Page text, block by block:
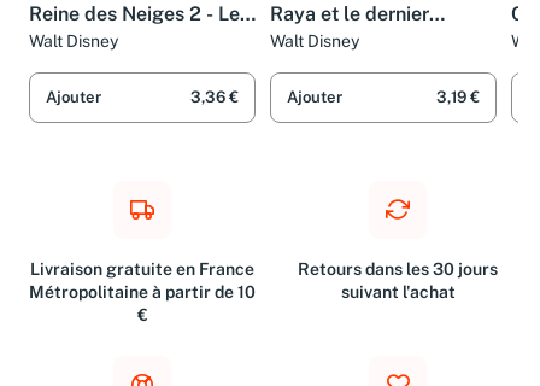
Reine des Neiges 2 - Le
roman du film
Walt Disney
Ajouter 3,36 €
Raya et le dernier
dragon - Le roman du
Walt Disney
Ajouter 3,19 €
Livraison gratuite en France
Métropolitaine à partir de 10
€
Retours dans les 30 jours
suivant l'achat